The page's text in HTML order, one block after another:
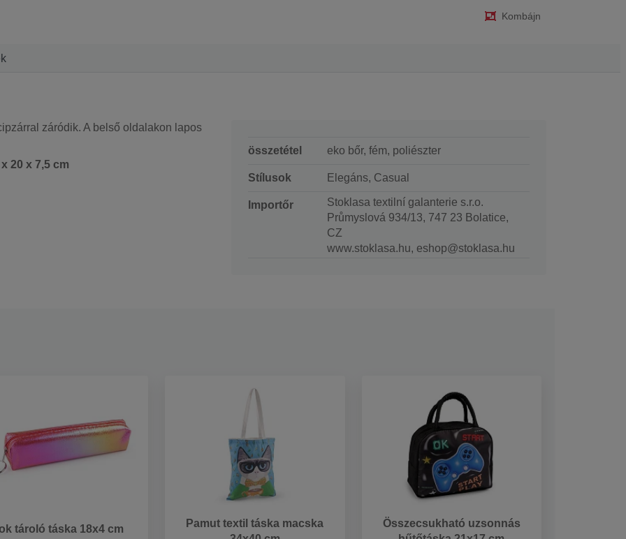
Kombájn
záródik. A belső oldalakon lapos
20 x 7,5 cm
összetétel eko bőr, fém, poliészter
Stílusok Elegáns, Casual
Importőr
Stoklasa textilní galanterie s.r.o.
Průmyslová 934/13, 747 23 Bolatice,
CZ
www.stoklasa.hu, eshop@stoklasa.hu
tároló táska 18x4 cm
Pamut textil táska macska
Összecsukható uzsonnás